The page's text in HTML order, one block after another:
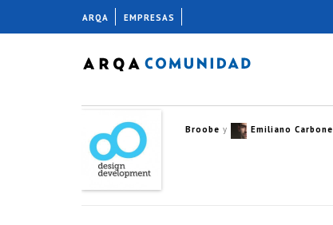
Broobe y Emiliano Carbone
ARQA EMPRESAS